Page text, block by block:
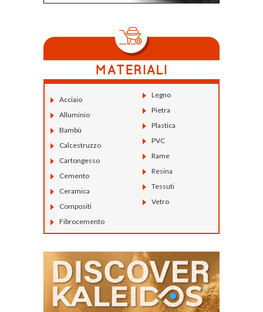
Acciaio
Alluminio
Bambù
Calcestruzzo
Cartongesso
Cemento
Ceramica
Compositi
Fibrocemento
Legno
Pietra
Plastica
PVC
Rame
Resina
Tessuti
Vetro